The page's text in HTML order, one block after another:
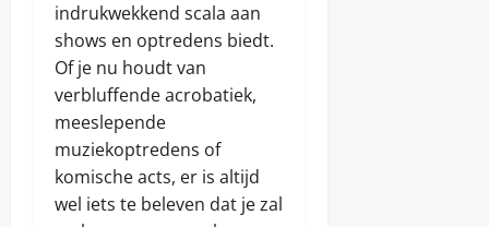
indrukwekkend scala aan
shows en optredens biedt.
Of je nu houdt van
verbluffende acrobatiek,
meeslepende
muziekoptredens of
komische acts, er is altijd
wel iets te beleven dat je zal